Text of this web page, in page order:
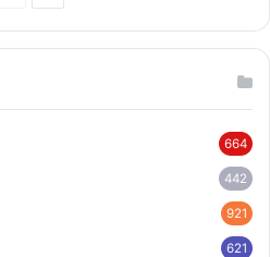
664
442
921
621